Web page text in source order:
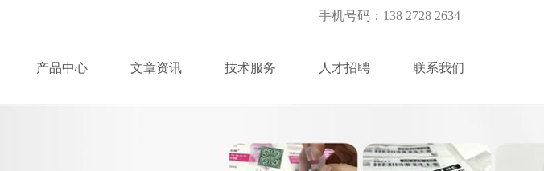
手机号码：138 2728 2634
产品中心 文章资讯 技术服务 人才招聘 联系我们